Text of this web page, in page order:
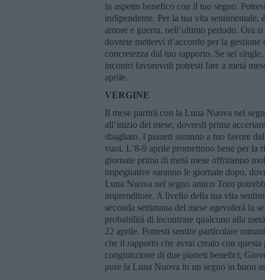
in aspetto benefico con il tuo segno.
indipendente. Per la tua vita
amore e guerra, nell’ultimo periodo. Ora
dovrete mettervi d’accordo per la
concretezza dal tuo rapporto. Se sei
incontri favorevoli potresti fare a metá
aprile.
VERGINE
Il mese partirá con la Luna Nuova nel
all’inizio del mese, dovresti prima
sbagliato. I pianeti saranno a tuo favore
vuoi. L’8-9 aprile promettono bene per la
giornate prima di metá mese offriranno
impegnative saranno le giornate dopo,
Luna Nuova nel segno amico Toro
imprenditore. A livello della tua vita
seconda settimana del mese agevolerá la
probabilitá di incontrare qualcuno alla
22 aprile. Potresti sentire particolare
che il rapporto che avrai creato con
congiunzione di due pianeti benefici,
pure la Luna Nuova in un segno in buon